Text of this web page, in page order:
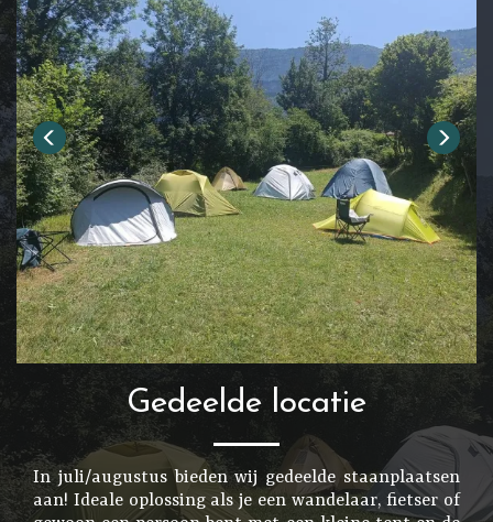
Gedeelde locatie
In juli/augustus bieden wij gedeelde staanplaatsen
aan! Ideale oplossing als je een wandelaar, fietser of